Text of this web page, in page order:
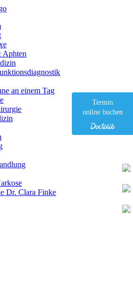
Aphten
an einem Tag
Dr. Clara Finke
Termin
online buchen